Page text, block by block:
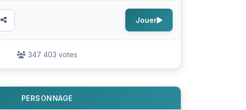
Jouer
347 403 votes
PERSONNAGE